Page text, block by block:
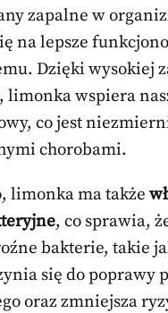
zapalne w
na lepsze
Dzięki wysokiej
, limonka wspiera
co jest
chorobami.
limonka ma także
, co sprawia,
bakterie, takie
się do poprawy
oraz zmniejsza